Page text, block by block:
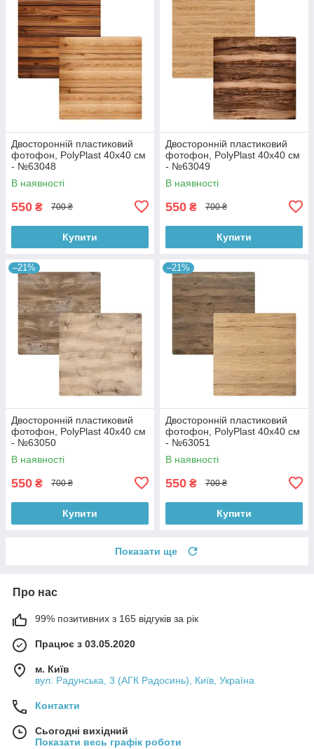
Двосторонній пластиковий
фотофон, PolyPlast 40x40 см
- №63048
В наявності
550 ₴ 700 ₴
Купити
Двосторонній пластиковий
фотофон, PolyPlast 40x40 см
- №63049
В наявності
550 ₴ 700 ₴
Купити
–21%
Двосторонній пластиковий
фотофон, PolyPlast 40x40 см
- №63050
В наявності
550 ₴ 700 ₴
Купити
–21%
Двосторонній пластиковий
фотофон, PolyPlast 40x40 см
- №63051
В наявності
550 ₴ 700 ₴
Купити
Показати ще
Про нас
99% позитивних з 165 відгуків за рік
Працює з 03.05.2020
м. Київ
вул. Радунська, 3 (АГК Радосинь), Київ, Україна
Контакти
Сьогодні вихідний
Показати весь графік роботи